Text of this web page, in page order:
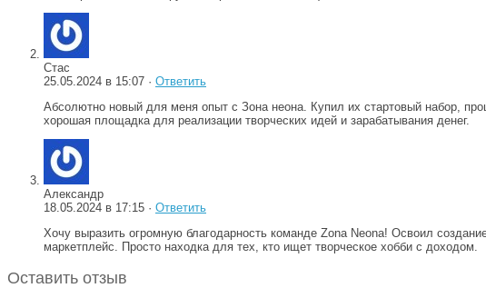
Стас
25.05.2024 в 15:07 · Ответить
Абсолютно новый для меня опыт с Зона неона. Купил их стартовый набор,
хорошая площадка для реализации творческих идей и зарабатывания денег.
Александр
18.05.2024 в 17:15 · Ответить
Хочу выразить огромную благодарность команде Zona Neona! Освоил
маркетплейс. Просто находка для тех, кто ищет творческое хобби с доходом.
Оставить отзыв